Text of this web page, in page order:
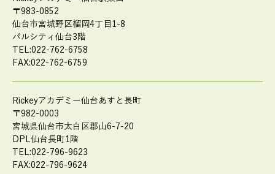
〒983-0852
仙台市宮城野区榴岡4丁目1-8
パルシティ仙台3階
TEL:022-762-6758
FAX:022-762-6759
Rickeyアカデミー仙台あすと長町
〒982-0003
宮城県仙台市太白区郡山6-7-20
DPL仙台長町1階
TEL:022-796-9623
FAX:022-796-9624